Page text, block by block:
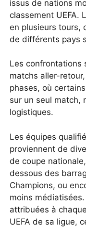
issus de nations
classement UEFA.
en plusieurs tours,
de différents pays
Les confrontations
matchs aller-
phases, où
sur un seul match,
logistiques.
Les équipes
proviennent de
de coupe
dessous des
Champions, ou
moins
attribuées à
UEFA de sa ligue,